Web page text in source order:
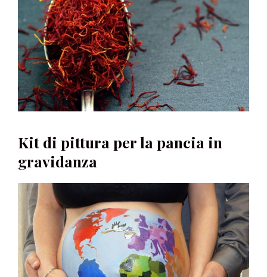
Kit di pittura per la pancia in
gravidanza